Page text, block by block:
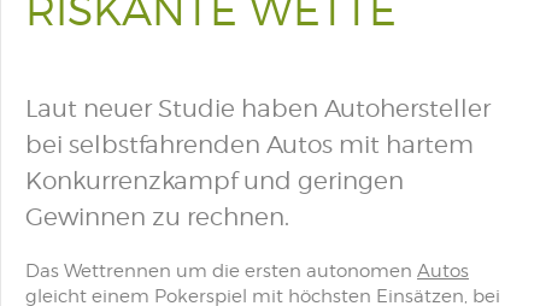
Laut neuer Studie haben Autohersteller
bei selbstfahrenden Autos mit hartem
Konkurrenzkampf und geringen
Gewinnen zu rechnen.
Das Wettrennen um die ersten autonomen Autos
gleicht einem Pokerspiel mit höchsten Einsätzen, bei